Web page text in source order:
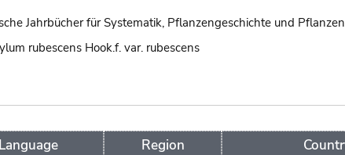
Jahrbücher für Systematik, Pflanzengeschichte und
rubescens Hook.f. var. rubescens
Language Region